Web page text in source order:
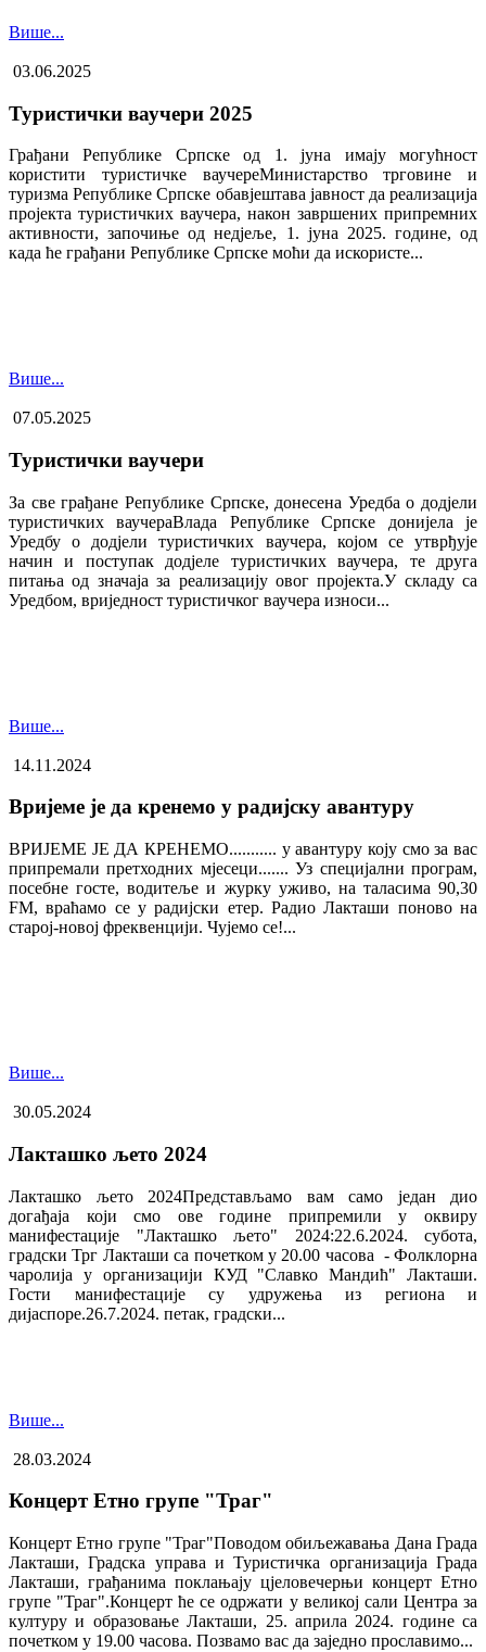
Више...
03.06.2025
Туристички ваучери 2025
Грађани Републике Српске од 1. јуна имају могућност
користити туристичке ваучере​Министарство трговине и
туризма Републике Српске обавјештава јавност да реализација
пројекта туристичких ваучера, након завршених припремних
активности, започиње од недјеље, 1. јуна 2025. године, од
када ће грађани Републике Српске моћи да искористе...
Више...
07.05.2025
Туристички ваучери
За све грађане Републике Српске, донесена Уредба о додјели
туристичких ваучера​Влада Републике Српске донијела је
Уредбу о додјели туристичких ваучера, којом се утврђује
начин и поступак додјеле туристичких ваучера, те друга
питања од значаја за реализацију овог пројекта.У складу са
Уредбом, вриједност туристичког ваучера износи...
Више...
14.11.2024
Вријеме је да кренемо у радијску авантуру
ВРИЈЕМЕ ЈЕ ДА КРЕНЕМО........... у авантуру коју смо за вас
припремали претходних мјесеци....... Уз специјални програм,
посебне госте, водитеље и журку уживо, на таласима 90,30
FM, враћамо се у радијски етер. Радио Лакташи поново на
старој-новој фреквенцији. Чујемо се!...
Више...
30.05.2024
Лакташко љето 2024
Лакташко љето 2024Представљамо вам само један дио
догађаја који смо ове године припремили у оквиру
манифестације "Лакташко љето" 2024:22.6.2024. субота,
градски Трг Лакташи са почетком у 20.00 часова - Фолклорна
чаролија у организацији КУД "Славко Мандић" Лакташи.
Гости манифестације су удружења из региона и
дијаспоре.26.7.2024. петак, градски...
Више...
28.03.2024
Концерт Етно групе "Траг"
Концерт Етно групе "Траг"Поводом обиљежавања Дана Града
Лакташи, Градска управа и Туристичка организација Града
Лакташи, грађанима поклањају цјеловечерњи концерт Етно
групе "Траг".Концерт ће се одржати у великој сали Центра за
културу и образовање Лакташи, 25. априла 2024. године са
почетком у 19.00 часова. Позвамо вас да заједно прославимо...